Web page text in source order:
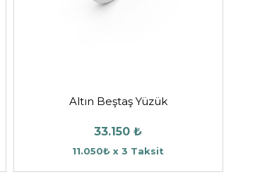
Altın Beştaş Yüzük
33.150 ₺
11.050₺ x 3 Taksit